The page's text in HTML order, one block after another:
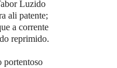
Luzido
ali patente;
a corrente
reprimido.
portentoso